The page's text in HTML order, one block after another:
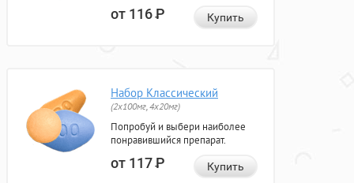
от 116Р Купить
Набор Классический
(2x100мг, 4x20мг)
Попробуй и выбери наиболее
понравившийся препарат.
от 117Р Купить